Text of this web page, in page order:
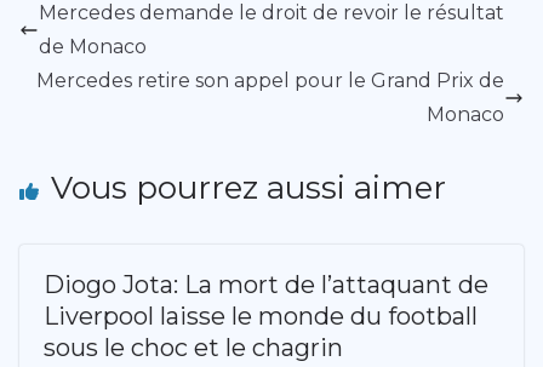
Mercedes demande le droit de revoir le résultat
de Monaco
Mercedes retire son appel pour le Grand Prix de
Monaco
Vous pourrez aussi aimer
Diogo Jota: La mort de l’attaquant de
Liverpool laisse le monde du football
sous le choc et le chagrin